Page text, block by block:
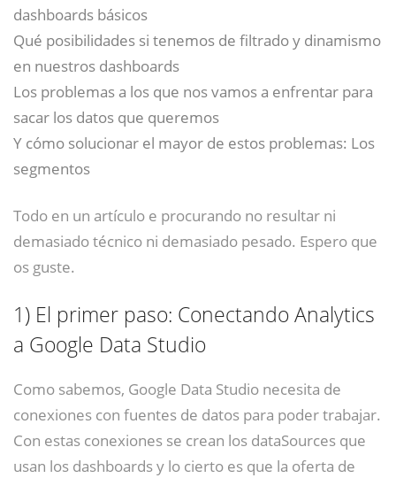
dashboards básicos
Qué posibilidades si tenemos de filtrado y dinamismo
en nuestros dashboards
Los problemas a los que nos vamos a enfrentar para
sacar los datos que queremos
Y cómo solucionar el mayor de estos problemas: Los
segmentos
Todo en un artículo e procurando no resultar ni
demasiado técnico ni demasiado pesado. Espero que
os guste.
1) El primer paso: Conectando Analytics
a Google Data Studio
Como sabemos, Google Data Studio necesita de
conexiones con fuentes de datos para poder trabajar.
Con estas conexiones se crean los dataSources que
usan los dashboards y lo cierto es que la oferta de